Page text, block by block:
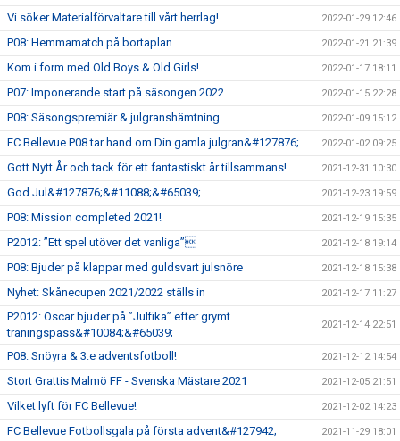
Vi söker Materialförvaltare till vårt herrlag! 2022-01-29 12:46
P08: Hemmamatch på bortaplan 2022-01-21 21:39
Kom i form med Old Boys & Old Girls! 2022-01-17 18:11
P07: Imponerande start på säsongen 2022 2022-01-15 22:28
P08: Säsongspremiär & julgranshämtning 2022-01-09 15:12
FC Bellevue P08 tar hand om Din gamla julgran&#127876; 2022-01-02 09:25
Gott Nytt År och tack för ett fantastiskt år tillsammans! 2021-12-31 10:30
God Jul&#127876;&#11088;&#65039; 2021-12-23 19:59
P08: Mission completed 2021! 2021-12-19 15:35
P2012: ”Ett spel utöver det vanliga” 2021-12-18 19:14
P08: Bjuder på klappar med guldsvart julsnöre 2021-12-18 15:38
Nyhet: Skånecupen 2021/2022 ställs in 2021-12-17 11:27
P2012: Oscar bjuder på ”Julfika” efter grymt
träningspass&#10084;&#65039;
2021-12-14 22:51
P08: Snöyra & 3:e adventsfotboll! 2021-12-12 14:54
Stort Grattis Malmö FF - Svenska Mästare 2021 2021-12-05 21:51
Vilket lyft för FC Bellevue! 2021-12-02 14:23
FC Bellevue Fotbollsgala på första advent&#127942; 2021-11-29 18:01